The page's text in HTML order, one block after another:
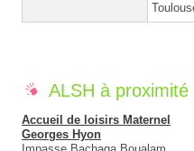
ALSH à proximité
Accueil de loisirs Maternel
Georges Hyon